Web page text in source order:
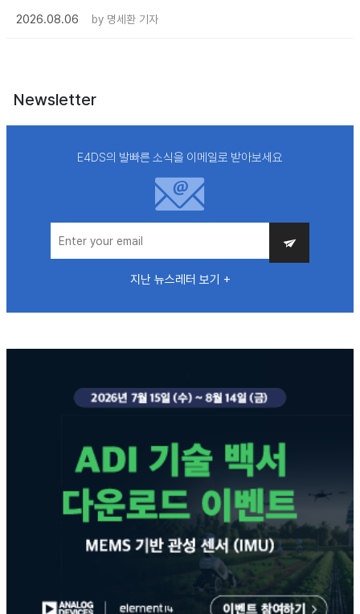
2026.08.06
by 명세환 기자
Newsletter
E4DS의 발빠른 소식을 이메일로 받아보세요
지난 뉴스레터 보기 +